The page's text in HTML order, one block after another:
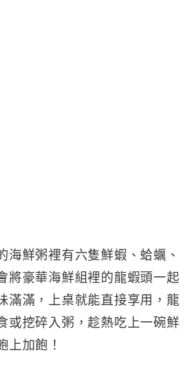
海鮮粥裡有六隻鮮蝦、蛤蠣、
將豪華海鮮組裡的龍蝦頭一起
滿滿，上桌就能直接享用，龍
或挖碎入粥，趁熱吃上一碗鮮
上加飽！